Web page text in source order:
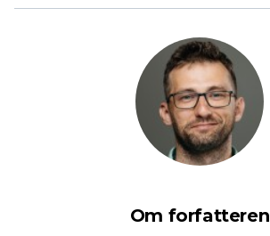
Om forfatteren